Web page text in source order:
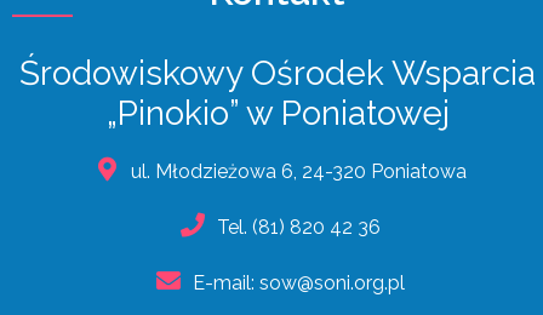
Środowiskowy Ośrodek Wsparcia
„Pinokio” w Poniatowej
ul. Młodzieżowa 6, 24-320 Poniatowa
Tel. (81) 820 42 36
E-mail: sow@soni.org.pl